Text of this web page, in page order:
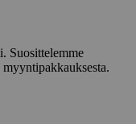
Suosittelemme